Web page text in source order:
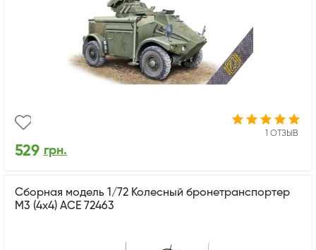
1 ОТЗЫВ
529 грн.
Сборная модель 1/72 Колесный бронетранспортер
М3 (4x4) ACE 72463